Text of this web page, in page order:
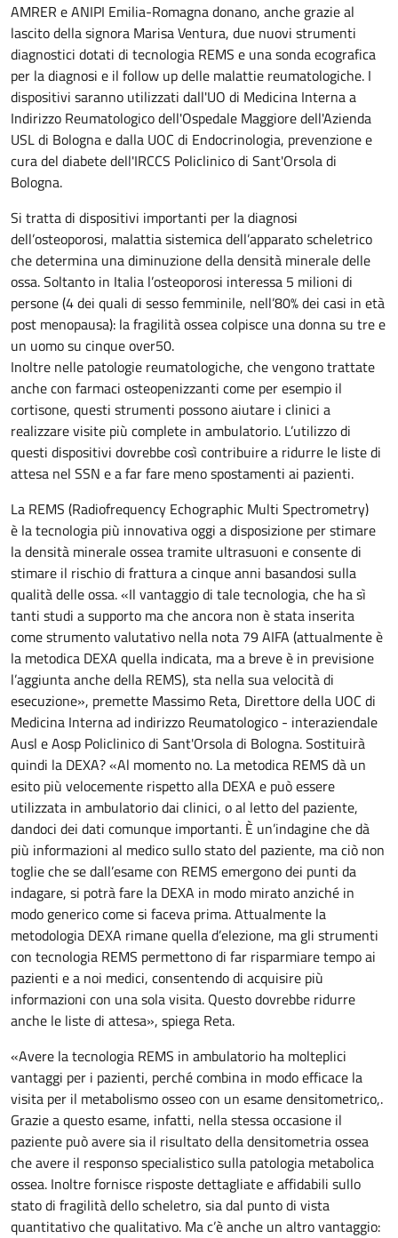
AMRER e ANIPI Emilia-Romagna donano, anche grazie al
lascito della signora Marisa Ventura, due nuovi strumenti
diagnostici dotati di tecnologia REMS e una sonda ecografica
per la diagnosi e il follow up delle malattie reumatologiche. I
dispositivi saranno utilizzati dall'UO di Medicina Interna a
Indirizzo Reumatologico dell'Ospedale Maggiore dell'Azienda
USL di Bologna e dalla UOC di Endocrinologia, prevenzione e
cura del diabete dell'IRCCS Policlinico di Sant'Orsola di
Bologna.
Si tratta di dispositivi importanti per la diagnosi
dell’osteoporosi, malattia sistemica dell’apparato scheletrico
che determina una diminuzione della densità minerale delle
ossa. Soltanto in Italia l’osteoporosi interessa 5 milioni di
persone (4 dei quali di sesso femminile, nell’80% dei casi in età
post menopausa): la fragilità ossea colpisce una donna su tre e
un uomo su cinque over50.
Inoltre nelle patologie reumatologiche, che vengono trattate
anche con farmaci osteopenizzanti come per esempio il
cortisone, questi strumenti possono aiutare i clinici a
realizzare visite più complete in ambulatorio. L’utilizzo di
questi dispositivi dovrebbe così contribuire a ridurre le liste di
attesa nel SSN e a far fare meno spostamenti ai pazienti.
La REMS (Radiofrequency Echographic Multi Spectrometry)
è la tecnologia più innovativa oggi a disposizione per stimare
la densità minerale ossea tramite ultrasuoni e consente di
stimare il rischio di frattura a cinque anni basandosi sulla
qualità delle ossa. «Il vantaggio di tale tecnologia, che ha sì
tanti studi a supporto ma che ancora non è stata inserita
come strumento valutativo nella nota 79 AIFA (attualmente è
la metodica DEXA quella indicata, ma a breve è in previsione
l’aggiunta anche della REMS), sta nella sua velocità di
esecuzione», premette Massimo Reta, Direttore della UOC di
Medicina Interna ad indirizzo Reumatologico - interaziendale
Ausl e Aosp Policlinico di Sant'Orsola di Bologna. Sostituirà
quindi la DEXA? «Al momento no. La metodica REMS dà un
esito più velocemente rispetto alla DEXA e può essere
utilizzata in ambulatorio dai clinici, o al letto del paziente,
dandoci dei dati comunque importanti. È un’indagine che dà
più informazioni al medico sullo stato del paziente, ma ciò non
toglie che se dall’esame con REMS emergono dei punti da
indagare, si potrà fare la DEXA in modo mirato anziché in
modo generico come si faceva prima. Attualmente la
metodologia DEXA rimane quella d’elezione, ma gli strumenti
con tecnologia REMS permettono di far risparmiare tempo ai
pazienti e a noi medici, consentendo di acquisire più
informazioni con una sola visita. Questo dovrebbe ridurre
anche le liste di attesa», spiega Reta.
«Avere la tecnologia REMS in ambulatorio ha molteplici
vantaggi per i pazienti, perché combina in modo efficace la
visita per il metabolismo osseo con un esame densitometrico,.
Grazie a questo esame, infatti, nella stessa occasione il
paziente può avere sia il risultato della densitometria ossea
che avere il responso specialistico sulla patologia metabolica
ossea. Inoltre fornisce risposte dettagliate e affidabili sullo
stato di fragilità dello scheletro, sia dal punto di vista
quantitativo che qualitativo. Ma c’è anche un altro vantaggio: